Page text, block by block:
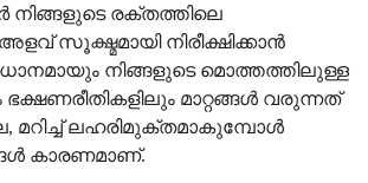
നിങ്ങളുടെ രക്തത്തിലെ
സൂക്ഷ്മമായി നിരീക്ഷിക്കാൻ
നിങ്ങളുടെ മൊത്തത്തിലുള്ള
മാറ്റങ്ങൾ വരുന്നത്
മറിച്ച് ലഹരിമുക്തമാകുമ്പോൾ
കാരണമാണ്.